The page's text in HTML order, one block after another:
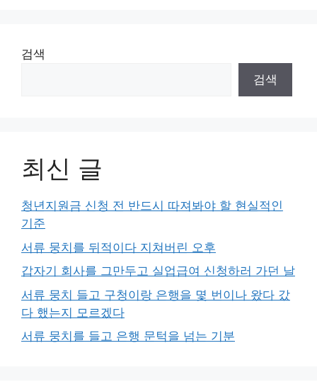
검색
검색
최신 글
청년지원금 신청 전 반드시 따져봐야 할 현실적인
기준
서류 뭉치를 뒤적이다 지쳐버린 오후
갑자기 회사를 그만두고 실업급여 신청하러 가던 날
서류 뭉치 들고 구청이랑 은행을 몇 번이나 왔다 갔
다 했는지 모르겠다
서류 뭉치를 들고 은행 문턱을 넘는 기분